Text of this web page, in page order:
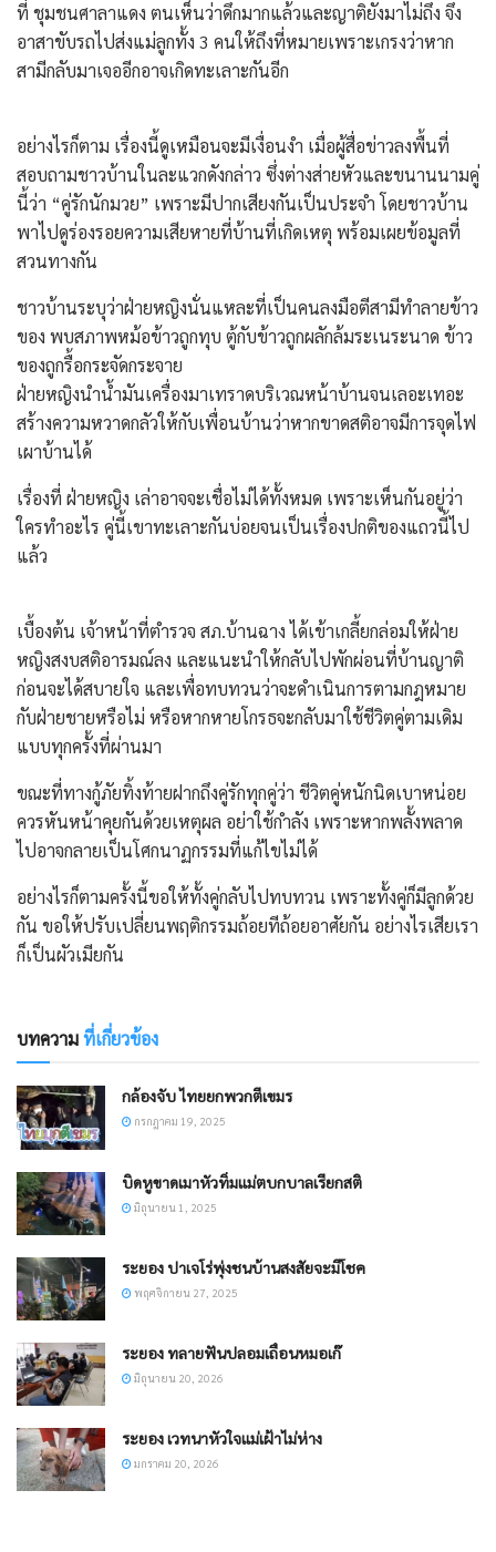
ที่ ชุมชนศาลาแดง ตนเห็นว่าดึกมากแล้วและญาติยังมาไม่ถึง จึง
อาสาขับรถไปส่งแม่ลูกทั้ง 3 คนให้ถึงที่หมายเพราะเกรงว่าหาก
สามีกลับมาเจออีกอาจเกิดทะเลาะกันอีก
​อย่างไรก็ตาม เรื่องนี้ดูเหมือนจะมีเงื่อนงำ เมื่อผู้สื่อข่าวลงพื้นที่
สอบถามชาวบ้านในละแวกดังกล่าว ซึ่งต่างส่ายหัวและขนานนามคู่
นี้ว่า “คู่รักนักมวย” เพราะมีปากเสียงกันเป็นประจำ โดยชาวบ้าน
พาไปดูร่องรอยความเสียหายที่บ้านที่เกิดเหตุ พร้อมเผยข้อมูลที่
สวนทางกัน
ชาวบ้านระบุว่าฝ่ายหญิงนั่นแหละที่เป็นคนลงมือตีสามีทำลายข้าว
ของ พบสภาพหม้อข้าวถูกทุบ ตู้กับข้าวถูกผลักล้มระเนระนาด ข้าว
ของถูกรื้อกระจัดกระจาย
ฝ่ายหญิงนำน้ำมันเครื่องมาเทราดบริเวณหน้าบ้านจนเลอะเทอะ
สร้างความหวาดกลัวให้กับเพื่อนบ้านว่าหากขาดสติอาจมีการจุดไฟ
เผาบ้านได้
​เรื่องที่ ฝ่ายหญิง เล่าอาจจะเชื่อไม่ได้ทั้งหมด เพราะเห็นกันอยู่ว่า
ใครทำอะไร คู่นี้เขาทะเลาะกันบ่อยจนเป็นเรื่องปกติของแถวนี้ไป
แล้ว
​เบื้องต้น เจ้าหน้าที่ตำรวจ สภ.บ้านฉาง ได้เข้าเกลี้ยกล่อมให้ฝ่าย
หญิงสงบสติอารมณ์ลง และแนะนำให้กลับไปพักผ่อนที่บ้านญาติ
ก่อนจะได้สบายใจ และเพื่อทบทวนว่าจะดำเนินการตามกฎหมาย
กับฝ่ายชายหรือไม่ หรือหากหายโกรธจะกลับมาใช้ชีวิตคู่ตามเดิม
แบบทุกครั้งที่ผ่านมา
​ขณะที่ทางกู้ภัยทิ้งท้ายฝากถึงคู่รักทุกคู่ว่า ชีวิตคู่หนักนิดเบาหน่อย
ควรหันหน้าคุยกันด้วยเหตุผล อย่าใช้กำลัง เพราะหากพลั้งพลาด
ไปอาจกลายเป็นโศกนาฏกรรมที่แก้ไขไม่ได้
อย่างไรก็ตามครั้งนี้ขอให้ทั้งคู่กลับไปทบทวน เพราะทั้งคู่ก็มีลูกด้วย
กัน ขอให้ปรับเปลี่ยนพฤติกรรมถ้อยทีถ้อยอาศัยกัน อย่างไรเสียเรา
ก็เป็นผัวเมียกัน
บทความที่เกี่ยวข้อง
กล้องจับ ไทยยกพวกตีเขมร
กรกฎาคม 19, 2025
บิดหูขาดเมาหัวทิ่มแม่ตบกบาลเรียกสติ
มิถุนายน 1, 2025
ระยอง ปาเจโร่พุ่งชนบ้านสงสัยจะมีโชค
พฤศจิกายน 27, 2025
ระยอง ทลายฟันปลอมเถื่อนหมอเก๊
มิถุนายน 20, 2026
ระยอง เวทนาหัวใจแม่เฝ้าไม่ห่าง
มกราคม 20, 2026